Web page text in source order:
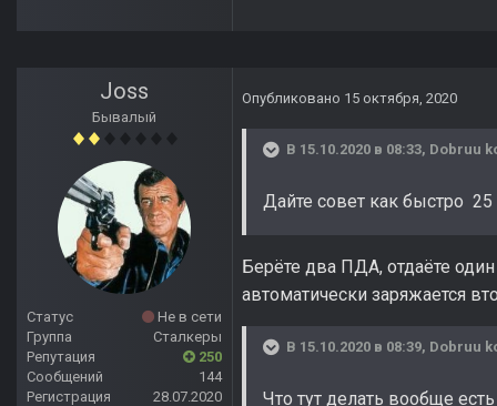
Joss
Бывалый
Статус
Не в сети
Группа
Сталкеры
Репутация
250
Сообщений
144
Регистрация
28.07.2020
Опубликовано 15 октября, 2020
В 15.10.2020 в 08:33, Dobruu
Дайте совет как быстро 25
Берёте два ПДА, отдаёте
автоматически заряжается
В 15.10.2020 в 08:39, Dobruu
Что тут делать вообще